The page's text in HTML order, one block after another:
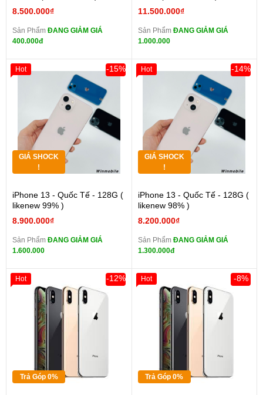
8.500.000₫
Sản Phẩm ĐANG GIẢM GIÁ
400.000đ
11.500.000₫
Sản Phẩm ĐANG GIẢM GIÁ
1.000.000
GIÁ SHOCK
!
iPhone 13 - Quốc Tế - 128G (
likenew 99% )
8.900.000₫
-15%
Sản Phẩm ĐANG GIẢM GIÁ
1.600.000
Hot
GIÁ SHOCK
!
iPhone 13 - Quốc Tế - 128G (
likenew 98% )
8.200.000₫
-14%
Sản Phẩm ĐANG GIẢM GIÁ
1.300.000đ
Hot
Trả Góp 0%
-12%
Hot
Trả Góp 0%
-8%
Hot